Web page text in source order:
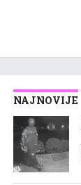
NAJNOVIJE